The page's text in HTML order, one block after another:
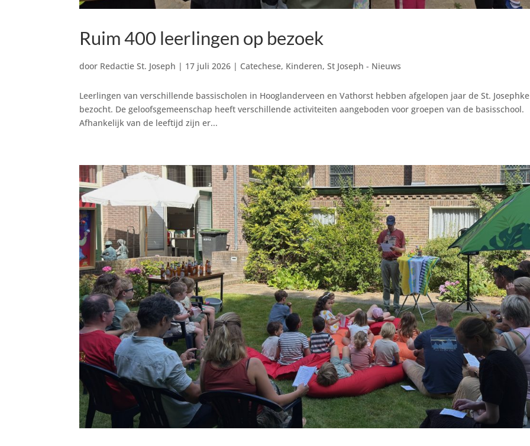
Ruim 400 leerlingen op bezoek
door Redactie St. Joseph | 17 juli 2026 | Catechese, Kinderen,St Joseph - Nieuws
Leerlingen van verschillende bassischolen in Hooglanderveen en Vathorst hebben afgelopen jaar de St.
bezocht. De geloofsgemeenschap heeft verschillende activiteiten aangeboden voor groepen van de basisschool.
Afhankelijk van de leeftijd zijn er...